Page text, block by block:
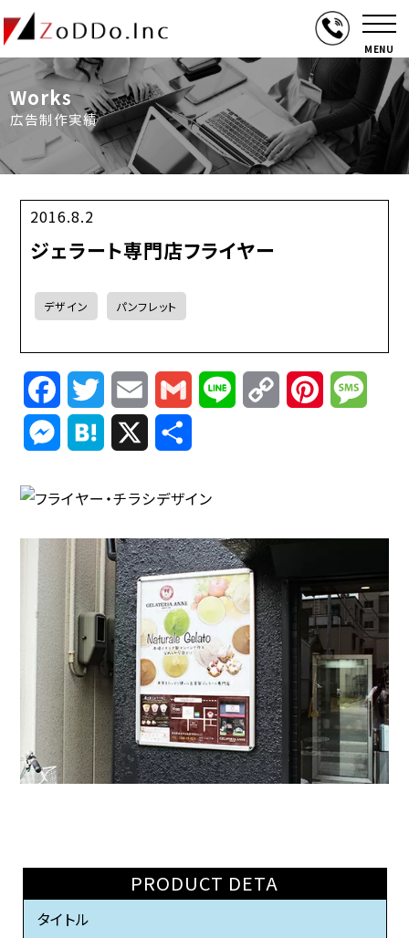
MENU
Works
広告制作実績
2016.8.2
ジェラート専門店フライヤー
デザイン パンフレット
FacebookTwitterEmail Gmail Line
Copy
Link
Pinterest
Messenger
Hatena
PRODUCT DETA
タイトル